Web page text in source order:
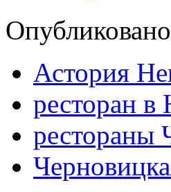
Астория
ресторан в
рестораны